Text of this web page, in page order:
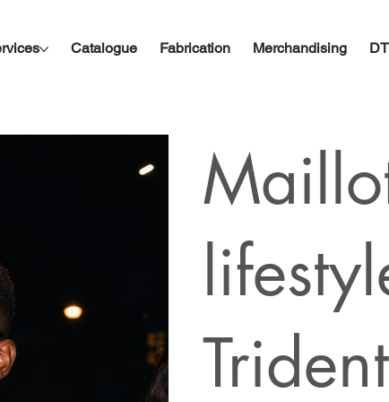
Catalogue Fabrication Merchandising
Trident